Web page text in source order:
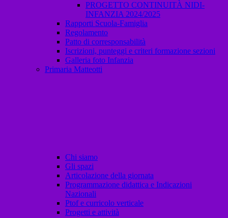
PROGETTO CONTINUITÀ NIDI-
INFANZIA 2024/2025
Rapporti Scuola-Famiglia
Regolamento
Patto di corresponsabilità
Iscrizioni, punteggi e criteri formazione sezioni
Galleria foto Infanzia
Primaria Matteotti
Chi siamo
Gli spazi
Articolazione della giornata
Programmazione didattica e Indicazioni
Nazionali
Ptof e curricolo verticale
Progetti e attività